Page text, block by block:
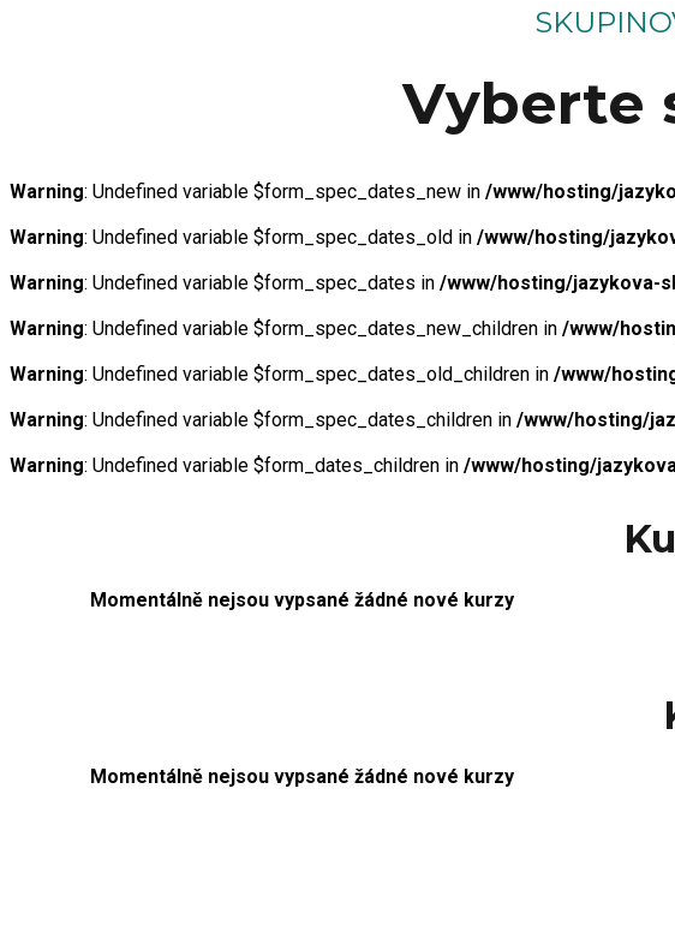
Vyberte
Warning: Undefined variable $form_spec_dates_new in /www/hosting/
Warning: Undefined variable $form_spec_dates_old in /www/hosting/
Warning: Undefined variable $form_spec_dates in /www/hosting/jazykova-
Warning: Undefined variable $form_spec_dates_new_children in /www/
Warning: Undefined variable $form_spec_dates_old_children in /www/
Warning: Undefined variable $form_spec_dates_children in /www/hosting/
Warning: Undefined variable $form_dates_children in /www/hosting/
Momentálně nejsou vypsané žádné nové kurzy
Momentálně nejsou vypsané žádné nové kurzy